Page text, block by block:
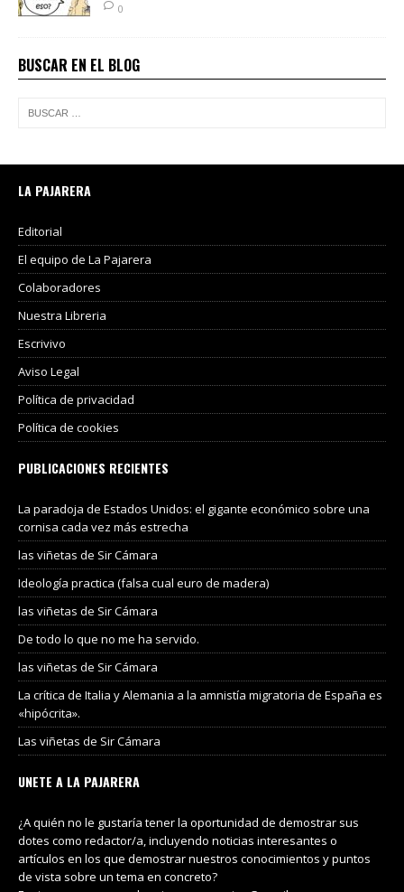
0
BUSCAR EN EL BLOG
LA PAJARERA
Editorial
El equipo de La Pajarera
Colaboradores
Nuestra Libreria
Escrivivo
Aviso Legal
Política de privacidad
Política de cookies
PUBLICACIONES RECIENTES
La paradoja de Estados Unidos: el gigante económico sobre una
cornisa cada vez más estrecha
las viñetas de Sir Cámara
Ideología practica (falsa cual euro de madera)
las viñetas de Sir Cámara
De todo lo que no me ha servido.
las viñetas de Sir Cámara
La crítica de Italia y Alemania a la amnistía migratoria de España es
«hipócrita».
Las viñetas de Sir Cámara
UNETE A LA PAJARERA
¿A quién no le gustaría tener la oportunidad de demostrar sus
dotes como redactor/a, incluyendo noticias interesantes o
artículos en los que demostrar nuestros conocimientos y puntos
de vista sobre un tema en concreto?